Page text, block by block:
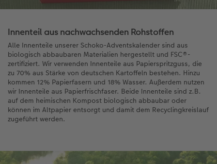
Innenteil aus nachwachsenden Rohstoffen
Alle Innenteile unserer Schoko-Adventskalender sind aus
biologisch abbaubaren Materialien hergestellt und FSC®-
zertifiziert. Wir verwenden Innenteile aus Papierspritzguss, die
zu 70% aus Stärke von deutschen Kartoffeln bestehen. Hinzu
kommen 12% Papierfasern und 18% Wasser. Außerdem nutzen
wir Innenteile aus Papierfrischfaser. Beide Innenteile sind z.B.
auf dem heimischen Kompost biologisch abbaubar oder
können im Altpapier entsorgt und damit dem Recyclingkreislauf
zugeführt werden.